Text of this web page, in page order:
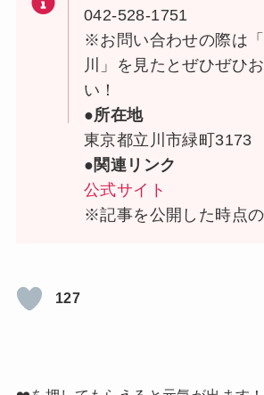
042-528-1751
※お問い合わせの際は
川」を見たとぜひぜひ
い！
●所在地
東京都立川市緑町3173
●関連リンク
公式サイト
※記事を公開した時点
127